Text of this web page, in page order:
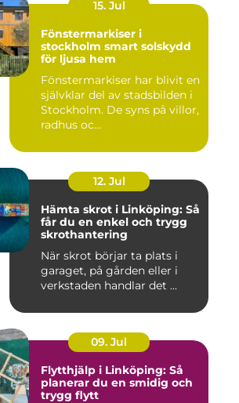
15. Jul
Fönstermarkiser i
stockholm smart solskydd
för ljusa hem
Fönstermarkiser har blivit en
självklar del av stadsbilden i
Stockholm. De syns på villor,
radhus oc...
12. Jul
Hämta skrot i Linköping: Så
får du en enkel och trygg
skrothantering
När skrot börjar ta plats i
garaget, på gården eller i
verkstaden handlar det ...
09. Jul
Flytthjälp i Linköping: Så
planerar du en smidig och
trygg flytt